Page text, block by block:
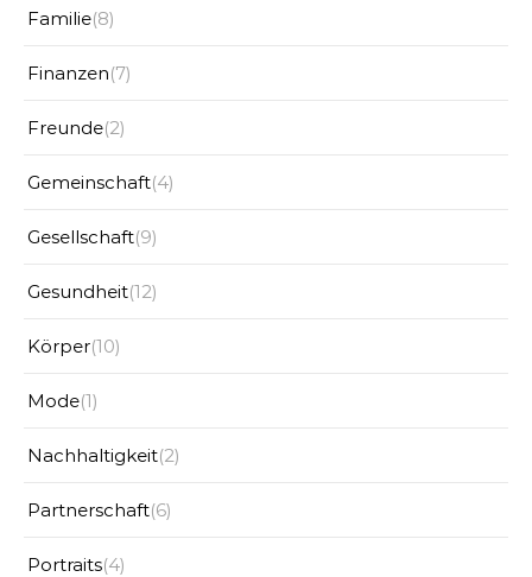
Familie(8)
Finanzen(7)
Freunde(2)
Gemeinschaft(4)
Gesellschaft(9)
Gesundheit(12)
Körper(10)
Mode(1)
Nachhaltigkeit(2)
Partnerschaft(6)
Portraits(4)